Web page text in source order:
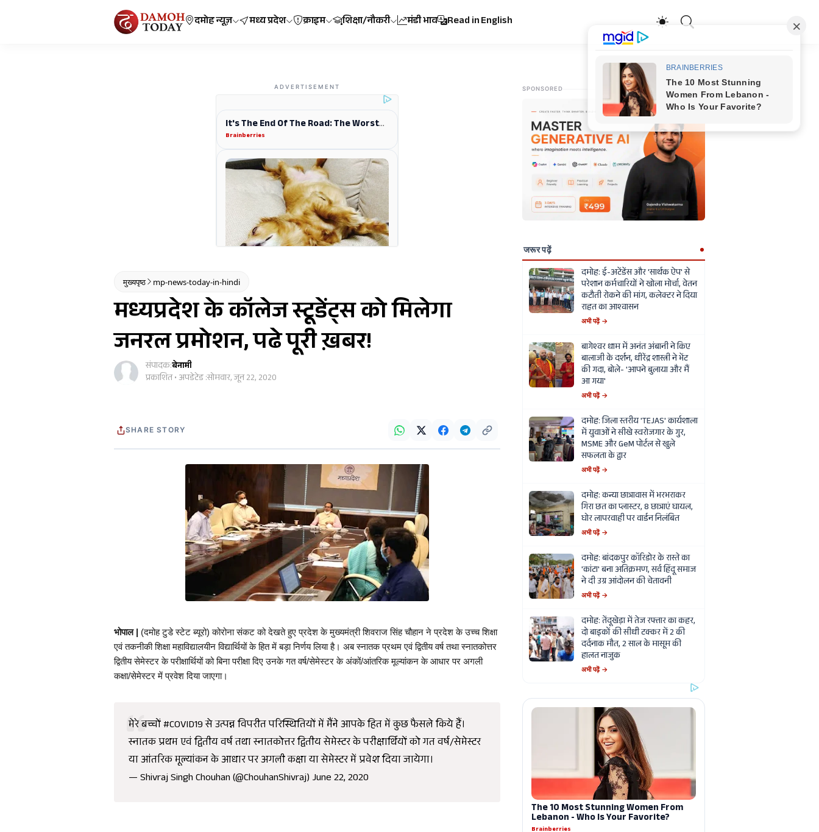
दमोह न्यूज़ मध्य प्रदेश क्राइम शिक्षा/नौकरी मंडी भाव Read in English
ADVERTISEMENT
मुख्यपृष्ठ mp-news-today-in-hindi
मध्यप्रदेश के कॉलेज स्टूडेंट्स को मिलेगा
जनरल प्रमोशन, पढे पूरी ख़बर!
संपादक:बेनामी
प्रकाशित • अपडेटेड :सोमवार, जून 22, 2020
SHARE STORY
भोपाल | (दमोह टुडे स्टेट ब्यूरो) कोरोना संकट को देखते हुए प्रदेश के मुख्यमंत्री शिवराज सिंह चौहान ने प्रदेश के उच्च शिक्षा
एवं तकनीकी शिक्षा महाविद्यालयीन विद्यार्थियों के हित में बड़ा निर्णय लिया है। अब स्नातक प्रथम एवं द्वितीय वर्ष तथा स्नातकोत्तर
द्वितीय सेमेस्टर के परीक्षार्थियों को बिना परीक्षा दिए उनके गत वर्ष/सेमेस्टर के अंकों/आंतरिक मूल्यांकन के आधार पर अगली
कक्षा/सेमेस्टर में प्रवेश दिया जाएगा।
मेरे बच्चों#COVID19से उत्पन्न विपरीत परिस्थितियों में मैंने आपके हित में कुछ फैसले किये हैं।
स्नातक प्रथम एवं द्वितीय वर्ष तथा स्नातकोत्तर द्वितीय सेमेस्टर के परीक्षार्थियों को गत वर्ष/सेमेस्टर
या आंतरिक मूल्यांकन के आधार पर अगली कक्षा या सेमेस्टर में प्रवेश दिया जायेगा।
— Shivraj Singh Chouhan (@ChouhanShivraj) June 22, 2020
SPONSORED
जरूर पढ़ें
दमोह: ई-अटेंडेंस और 'सार्थक ऐप' से
परेशान कर्मचारियों ने खोला मोर्चा, वेतन
कटौती रोकने की मांग, कलेक्टर ने दिया
राहत का आश्वासन
अभी पढ़ें →
बागेश्वर धाम में अनंत अंबानी ने किए
बालाजी के दर्शन, धीरेंद्र शास्त्री ने भेंट
की गदा, बोले- 'आपने बुलाया और मैं
आ गया'
अभी पढ़ें →
दमोह: जिला स्तरीय 'TEJAS' कार्यशाला
में युवाओं ने सीखे स्वरोजगार के गुर,
MSME और GeM पोर्टल से खुले
सफलता के द्वार
अभी पढ़ें →
दमोह: कन्या छात्रावास में भरभराकर
गिरा छत का प्लास्टर, 8 छात्राएं घायल,
घोर लापरवाही पर वार्डन निलंबित
अभी पढ़ें →
दमोह: बांदकपुर कॉरिडोर के रास्ते का
'कांटा' बना अतिक्रमण, सर्व हिंदू समाज
ने दी उग्र आंदोलन की चेतावनी
अभी पढ़ें →
दमोह: तेंदूखेड़ा में तेज रफ्तार का कहर,
दो बाइकों की सीधी टक्कर में 2 की
दर्दनाक मौत, 2 साल के मासूम की
हालत नाजुक
अभी पढ़ें →